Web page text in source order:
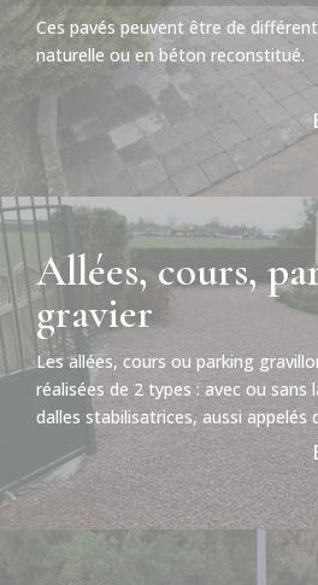
Ces pavés peuvent être de
naturelle ou en béton reconstitué.
Allées, cours,
gravier
Les allées, cours ou parking
réalisées de 2 types : avec ou sans
dalles stabilisatrices, aussi appelés